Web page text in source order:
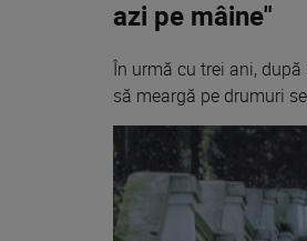
azi pe mâine"
În urmă cu trei ani,
să meargă pe drumuri